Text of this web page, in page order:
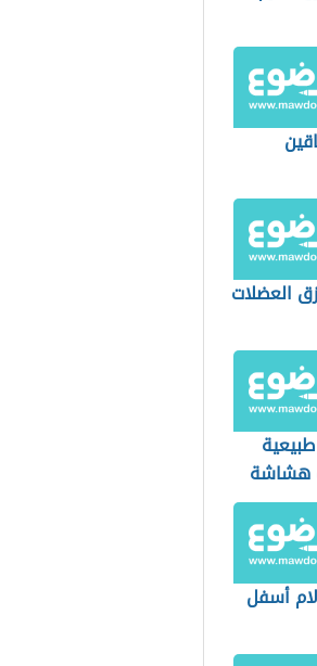
العضلات
هشاشة
أسفل